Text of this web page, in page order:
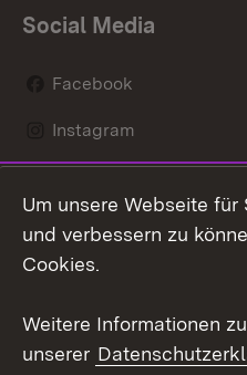
Social Media
Facebook
Instagram
Mastodon
Youtube
Kontakt
Um unsere Webseite
und verbessern zu
Cookies.
Weitere Informationen
unserer